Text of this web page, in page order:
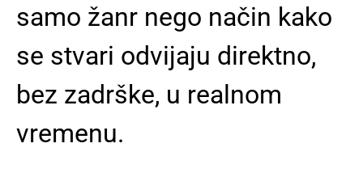
samo žanr nego način kako
se stvari odvijaju direktno,
bez zadrške, u realnom
vremenu.